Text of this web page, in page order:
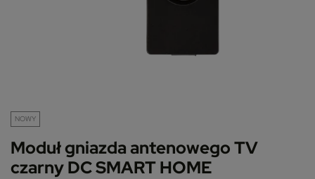
NOWY
Moduł gniazda antenowego TV
czarny DC SMART HOME